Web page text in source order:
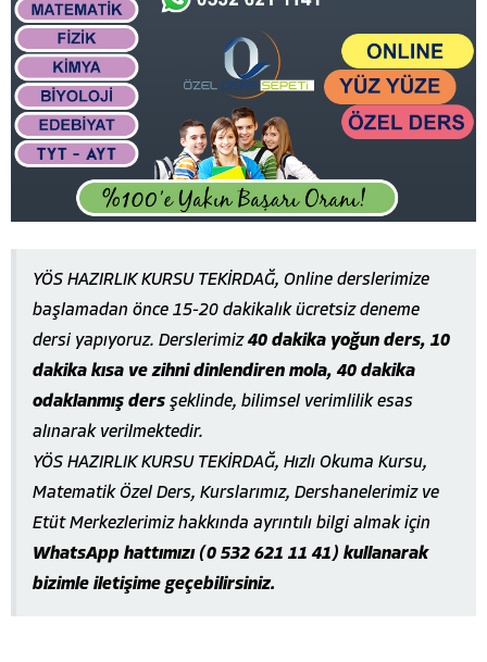
YÖS HAZIRLIK KURSU TEKİRDAĞ, Online derslerimize
başlamadan önce 15-20 dakikalık ücretsiz deneme
dersi yapıyoruz. Derslerimiz40 dakika yoğun ders, 10
dakika kısa ve zihni dinlendiren mola, 40 dakika
odaklanmış ders şeklinde, bilimsel verimlilik esas
alınarak verilmektedir.
YÖS HAZIRLIK KURSU TEKİRDAĞ, Hızlı Okuma Kursu,
Matematik Özel Ders, Kurslarımız, Dershanelerimiz ve
Etüt Merkezlerimiz hakkında ayrıntılı bilgi almak için
WhatsApp hattımızı (0 532 621 11 41) kullanarak
bizimle iletişime geçebilirsiniz.